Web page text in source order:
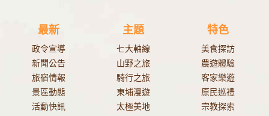
最新
政令宣導
新聞公告
旅宿情報
景區動態
活動快訊
主題
七大軸線
山野之旅
騎行之旅
東埔漫遊
太極美地
特色
美食探訪
農遊體驗
客家樂遊
原民巡禮
宗教探索